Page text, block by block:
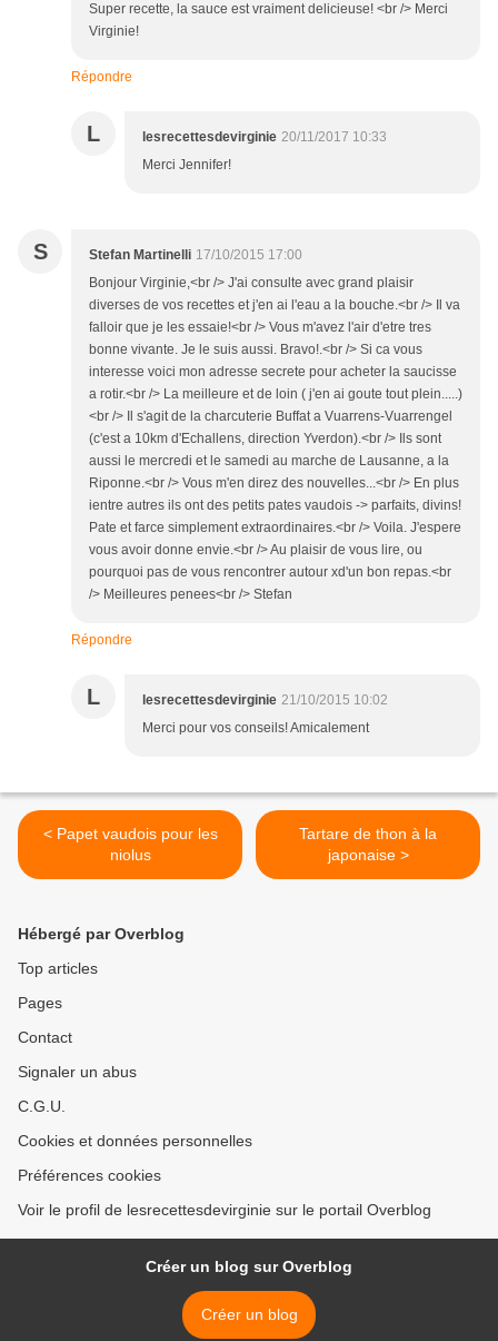
Super recette, la sauce est vraiment delicieuse! <br /> Merci
Virginie!
Répondre
L lesrecettesdevirginie 20/11/2017 10:33
Merci Jennifer!
S Stefan Martinelli 17/10/2015 17:00
Bonjour Virginie,<br /> J'ai consulte avec grand plaisir
diverses de vos recettes et j'en ai l'eau a la bouche.<br /> Il va
falloir que je les essaie!<br /> Vous m'avez l'air d'etre tres
bonne vivante. Je le suis aussi. Bravo!.<br /> Si ca vous
interesse voici mon adresse secrete pour acheter la saucisse
a rotir.<br /> La meilleure et de loin ( j'en ai goute tout plein.....)
<br /> Il s'agit de la charcuterie Buffat a Vuarrens-Vuarrengel
(c'est a 10km d'Echallens, direction Yverdon).<br /> Ils sont
aussi le mercredi et le samedi au marche de Lausanne, a la
Riponne.<br /> Vous m'en direz des nouvelles...<br /> En plus
ientre autres ils ont des petits pates vaudois -> parfaits, divins!
Pate et farce simplement extraordinaires.<br /> Voila. J'espere
vous avoir donne envie.<br /> Au plaisir de vous lire, ou
pourquoi pas de vous rencontrer autour xd'un bon repas.<br
/> Meilleures penees<br /> Stefan
Répondre
L lesrecettesdevirginie 21/10/2015 10:02
Merci pour vos conseils! Amicalement
< Papet vaudois pour les
niolus
Tartare de thon à la
japonaise >
Hébergé par Overblog
Top articles
Pages
Contact
Signaler un abus
C.G.U.
Cookies et données personnelles
Préférences cookies
Voir le profil de lesrecettesdevirginie sur le portail Overblog
Créer un blog sur Overblog
Créer un blog